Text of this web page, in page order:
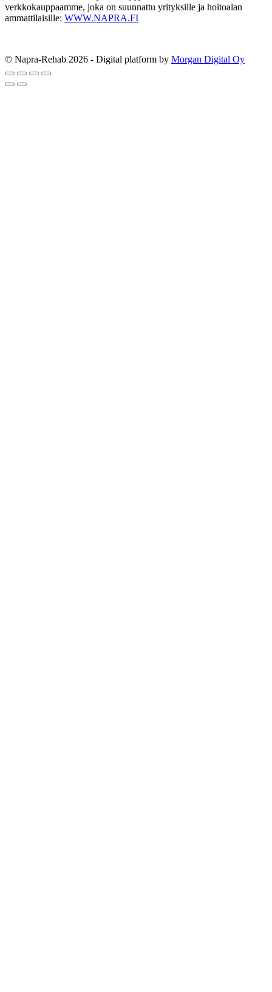
verkkokauppaamme, joka on suunnattu yrityksille ja hoitoalan
ammattilaisille: WWW.NAPRA.FI
© Napra-Rehab 2026 - Digital platform by Morgan Digital Oy